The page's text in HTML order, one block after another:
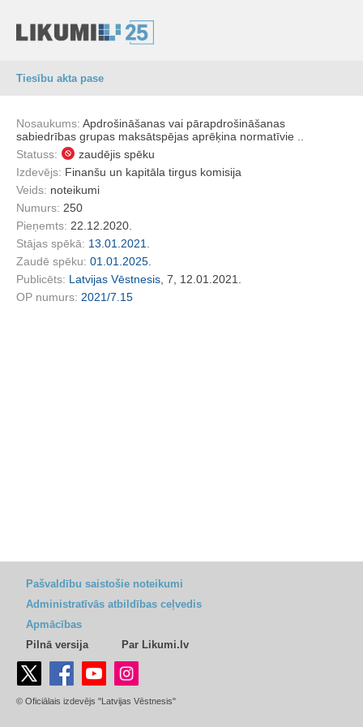
Tiesību akta pase
Nosaukums: Apdrošināšanas vai pārapdrošināšanas
sabiedrības grupas maksātspējas aprēķina normatīvie ..
Statuss:
zaudējis spēku
Izdevējs: Finanšu un kapitāla tirgus komisija
Veids: noteikumi
Numurs: 250
Pieņemts: 22.12.2020.
Stājas spēkā: 13.01.2021.
Zaudē spēku: 01.01.2025.
Publicēts: Latvijas Vēstnesis , 7, 12.01.2021.
OP numurs: 2021/7.15
Pašvaldību saistošie noteikumi
Administratīvās atbildības ceļvedis
Apmācības
Pilnā versija
Par Likumi.lv
© Oficiālais izdevējs "Latvijas Vēstnesis"